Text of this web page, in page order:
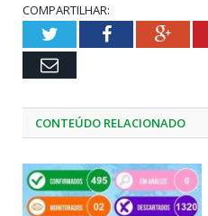
COMPARTILHAR:
TwitterFacebook
Email
CONTEÚDO RELACIONADO